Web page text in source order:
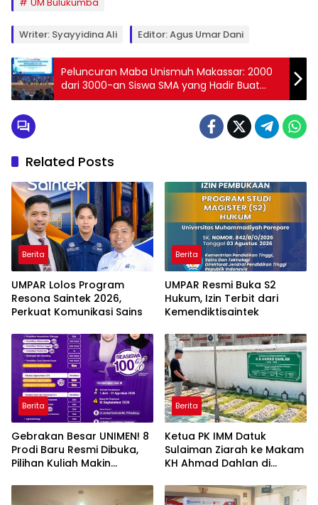
Writer: Syayyidina Ali Editor: Agus Umar Dani
Peluncuran Maba Unismuh Makassar: 2000
dari 3000-an Siswa SMA yang Hadir Buat
Akun Pendaftaran
Related Posts
Berita
UMPAR Lolos Program
Resona Saintek 2026,
Perkuat Komunikasi Sains
Berita
UMPAR Resmi Buka S2
Hukum, Izin Terbit dari
Kemendiktisaintek
Berita
Gebrakan Besar UNIMEN! 8
Prodi Baru Resmi Dibuka,
Pilihan Kuliah Makin
Berita
Ketua PK IMM Datuk
Sulaiman Ziarah ke Makam
KH Ahmad Dahlan di